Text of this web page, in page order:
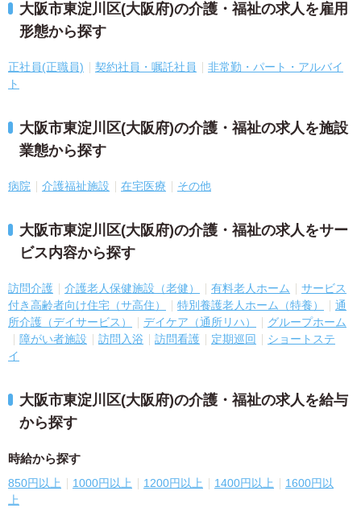
大阪市東淀川区(大阪府)の介護・福祉の求人を雇用
形態から探す
正社員(正職員) 契約社員・嘱託社員
非常勤・パート・アルバイ
ト
大阪市東淀川区(大阪府)の介護・福祉の求人を施設
業態から探す
病院 介護福祉施設 在宅医療 その他
大阪市東淀川区(大阪府)の介護・福祉の求人をサー
ビス内容から探す
訪問介護 介護老人保健施設（老健） 有料老人ホーム
サービス
付き高齢者向け住宅（サ高住）
特別養護老人ホーム（特養）
通
所介護（デイサービス）
デイケア（通所リハ）
グループホーム
障がい者施設
訪問入浴 訪問看護 定期巡回
ショートステ
イ
大阪市東淀川区(大阪府)の介護・福祉の求人を給与
から探す
時給から探す
850円以上 1000円以上 1200円以上 1400円以上
1600円以
上